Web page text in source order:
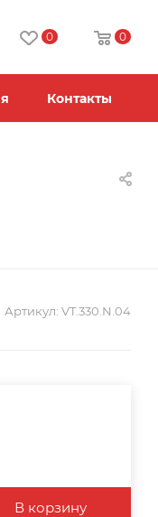
0 0
Контакты
Артикул: VT.330.N.04
В корзину